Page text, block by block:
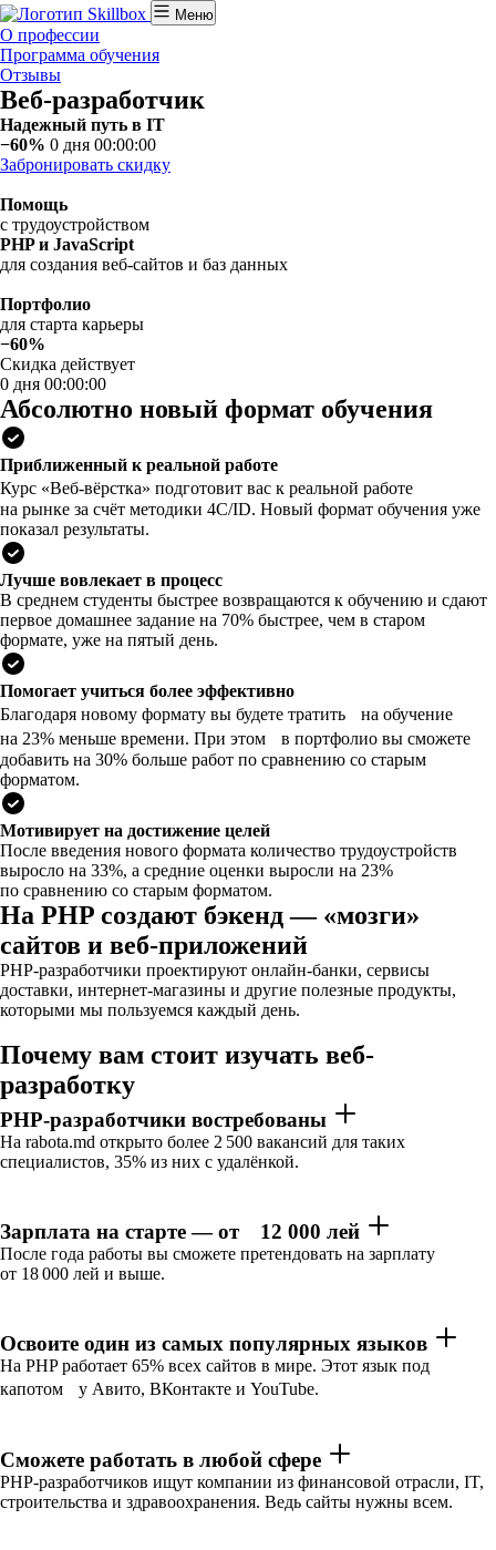
Меню
О профессии
Программа обучения
Отзывы
Веб-разработчик
Надежный путь в IT
−60% 0 дня 00:00:00
Забронировать скидку
Помощь
с трудоустройством
PHP и JavaScript
для создания веб-сайтов и баз данных
Портфолио
для старта карьеры
−60%
Скидка действует
0 дня 00:00:00
Абсолютно новый формат обучения
Приближенный к реальной работе
Курс «Веб-вёрстка» подготовит вас к реальной работе
на рынке за счёт методики 4C/ID. Новый формат обучения уже
показал результаты.
Лучше вовлекает в процесс
В среднем студенты быстрее возвращаются к обучению и сдают
первое домашнее задание на 70% быстрее, чем в старом
формате, уже на пятый день.
Помогает учиться более эффективно
Благодаря новому формату вы будете тратить на обучение
на 23% меньше времени. При этом в портфолио вы сможете
добавить на 30% больше работ по сравнению со старым
форматом.
Мотивирует на достижение целей
После введения нового формата количество трудоустройств
выросло на 33%, а средние оценки выросли на 23%
по сравнению со старым форматом.
На PHP создают бэкенд — «мозги»
сайтов и веб-приложений
PHP-разработчики проектируют онлайн-банки, сервисы
доставки, интернет-магазины и другие полезные продукты,
которыми мы пользуемся каждый день.
Почему вам стоит изучать веб-
разработку
PHP-разработчики востребованы
На rabota.md открыто более 2 500 вакансий для таких
специалистов, 35% из них с удалёнкой.
Зарплата на старте — от⠀ 12 000 лей
После года работы вы сможете претендовать на зарплату
от 18 000 лей и выше.
Освоите один из самых популярных языков
На PHP работает 65% всех сайтов в мире. Этот язык под
капотом у Авито, ВКонтакте и YouTube.
Сможете работать в любой сфере
PHP-разработчиков ищут компании из финансовой отрасли, IT,
строительства и здравоохранения. Ведь сайты нужны всем.